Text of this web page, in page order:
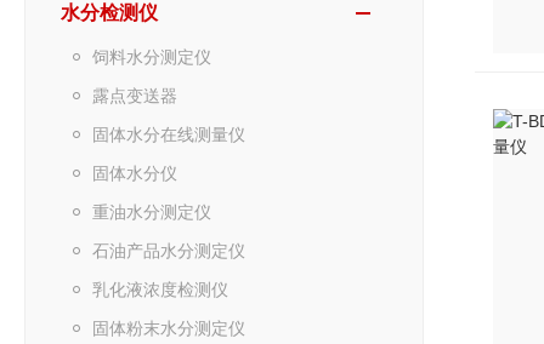
水分检测仪
饲料水分测定仪
露点变送器
固体水分在线测量仪
固体水分仪
重油水分测定仪
石油产品水分测定仪
乳化液浓度检测仪
固体粉末水分测定仪